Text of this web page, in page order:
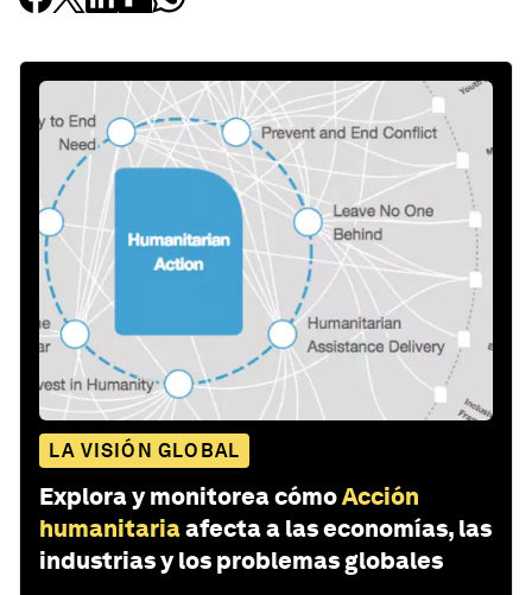
LA VISIÓN GLOBAL
Explora y monitorea cómoAcción
humanitariaafecta a las economías, las
industrias y los problemas globales